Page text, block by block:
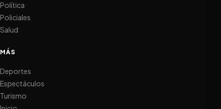
Política
Policiales
Salud
MÁS
Deportes
Espectáculos
Turismo